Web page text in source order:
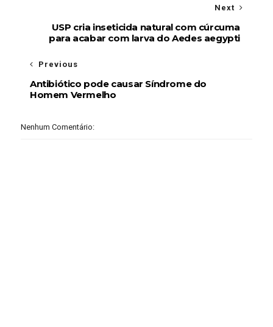
Next
USP cria inseticida natural com cúrcuma
para acabar com larva do Aedes aegypti
Previous
Antibiótico pode causar Síndrome do
Homem Vermelho
Nenhum Comentário: